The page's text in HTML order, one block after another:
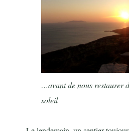
…avant de nous restaurer
soleil